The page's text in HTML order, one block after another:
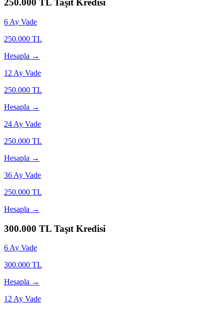
250.000 TL Taşıt Kredisi
6 Ay Vade
250.000 TL
Hesapla →
12 Ay Vade
250.000 TL
Hesapla →
24 Ay Vade
250.000 TL
Hesapla →
36 Ay Vade
250.000 TL
Hesapla →
300.000 TL Taşıt Kredisi
6Ay Vade
300.000 TL
Hesapla →
12Ay Vade